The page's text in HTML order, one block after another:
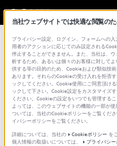
総合サポート・お問
文書番号 : 00246945 / 最終更新日 :
S-Log2またはS-
ヒストグラムが左
表示されないのは
当社ウェブサイトでは快適な閲覧の
プライバシー設定、ログイン、フォームへの
用者のアクションに応じてのみ設定される
停止することができません。また、当社は、
析するため、あるいは個々のお客様に対して
供する等の目的のため、Cookieおよび類似技
あります。それらのCookieの受け入れを拒否
ックしてください。Cookie使用にご同意頂け
ックして下さい。Cookie設定をカスタマイズ
ください。Cookieの設定をいつでも管理する
よっては、このウェブサイトの機能の一部が
ついては、当社のCookieポリシーをご覧くだ
イバシーポリシーをご覧ください。
詳細については、当社の
Cookieポリシー を
個人情報の取扱いについては、
プライバシ